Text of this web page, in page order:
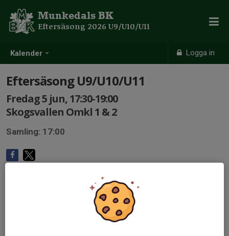
Kalender Logga in
Munkedals BK
Eftersäsong 2026 U9/U10/U11
Eftersäsong U9/U10/U11
Fredag 5 jun, 17:30-19:00
Skogsvallen Omkl 1 & 2
Samling: 17:00